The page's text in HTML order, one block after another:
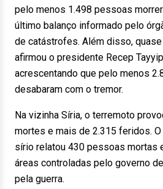
pelo menos 1.498 pessoas
último balanço informado pelo
de catástrofes. Além disso,
afirmou o presidente Recep
acrescentando que pelo menos
desabaram com o tremor.
Na vizinha Síria, o terremoto
mortes e mais de 2.315 feridos.
sírio relatou 430 pessoas mortas
áreas controladas pelo governo
pela guerra.